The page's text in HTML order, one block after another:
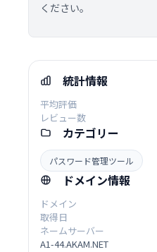
ください。
統計情報
平均評価
レビュー数
カテゴリー
パスワード管理ツール
ドメイン情報
ドメイン
取得日
ネームサーバー
A1-44.AKAM.NET